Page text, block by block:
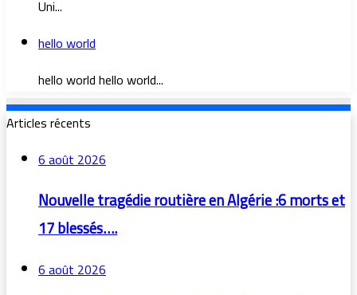
Uni...
hello world
hello world hello world...
Articles récents
6 août 2026
Nouvelle tragédie routière en Algérie :6 morts et
17 blessés….
6 août 2026